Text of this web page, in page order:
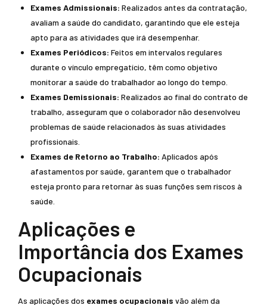
Exames Admissionais: Realizados antes da contratação,
avaliam a saúde do candidato, garantindo que ele esteja
apto para as atividades que irá desempenhar.
Exames Periódicos: Feitos em intervalos regulares
durante o vínculo empregatício, têm como objetivo
monitorar a saúde do trabalhador ao longo do tempo.
Exames Demissionais: Realizados ao final do contrato de
trabalho, asseguram que o colaborador não desenvolveu
problemas de saúde relacionados às suas atividades
profissionais.
Exames de Retorno ao Trabalho: Aplicados após
afastamentos por saúde, garantem que o trabalhador
esteja pronto para retornar às suas funções sem riscos à
saúde.
Aplicações e
Importância dos Exames
Ocupacionais
As aplicações dos exames ocupacionais vão além da